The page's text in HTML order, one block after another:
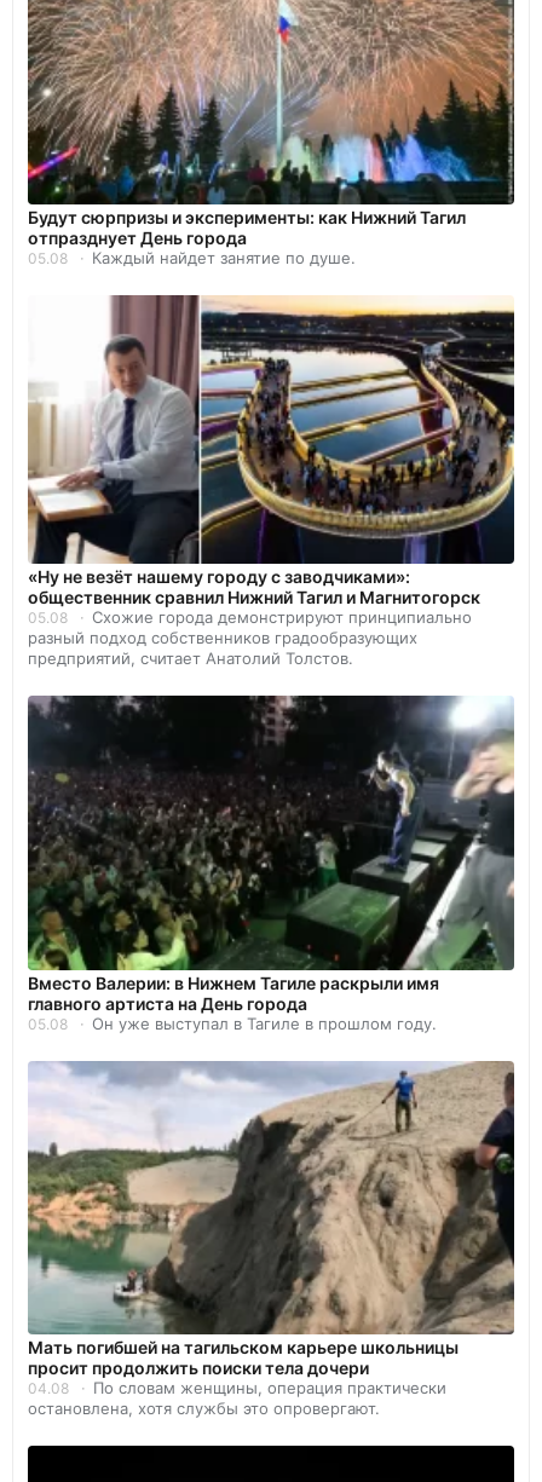
Будут сюрпризы и эксперименты: как Нижний Тагил
отпразднует День города
05.08 Каждый найдет занятие по душе.
«Ну не везёт нашему городу с заводчиками»:
общественник сравнил Нижний Тагил и Магнитогорск
05.08
Схожие города демонстрируют принципиально
разный подход собственников градообразующих
предприятий, считает Анатолий Толстов.
Вместо Валерии: в Нижнем Тагиле раскрыли имя
главного артиста на День города
05.08 Он уже выступал в Тагиле в прошлом году.
Мать погибшей на тагильском карьере школьницы
просит продолжить поиски тела дочери
04.08
По словам женщины, операция практически
остановлена, хотя службы это опровергают.